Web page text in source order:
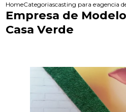
HomeCategoriascasting para eventos
agencia
Empresa de
Casa Verde